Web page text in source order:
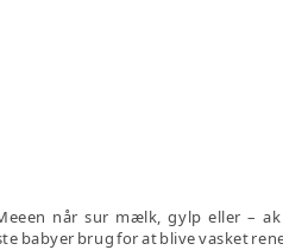
når sur mælk, gylp eller –
babyer brug for at blive vasket